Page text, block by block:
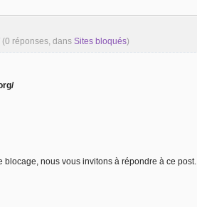
(0 réponses, dans Sites bloqués)
nous vous invitons à répondre à ce post.